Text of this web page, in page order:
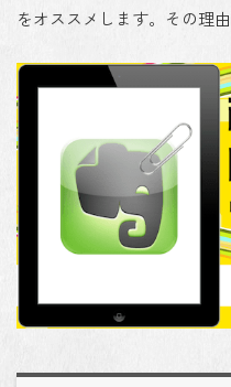
をオススメします。その理